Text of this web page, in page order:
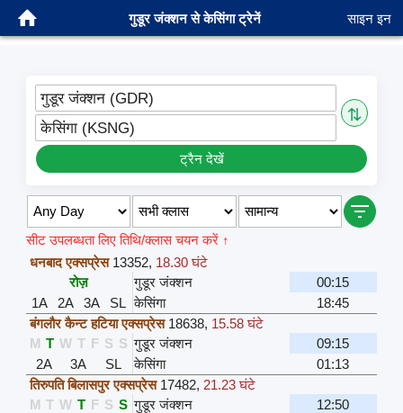
गुडूर जंक्शन से केसिंगा ट्रेनें साइन इन
गुडूर जंक्शन (GDR)
⇅
केसिंगा (KSNG)
ट्रैन देखें
सीट उपलब्धता लिए तिथि/क्लास चयन करें ↑
धनबाद एक्सप्रेस 13352, 18.30 घंटे
रोज़
गुडूर जंक्शन
00:15
1A
2A 3A SL केसिंगा
18:45
बंगलौर कैन्ट हटिया एक्सप्रेस 18638, 15.58 घंटे
M T W T F S S गुडूर जंक्शन
09:15
2A
3A SL केसिंगा
01:13
तिरुपति बिलासपुर एक्सप्रेस 17482, 21.23 घंटे
M T W T F S S गुडूर जंक्शन
12:50